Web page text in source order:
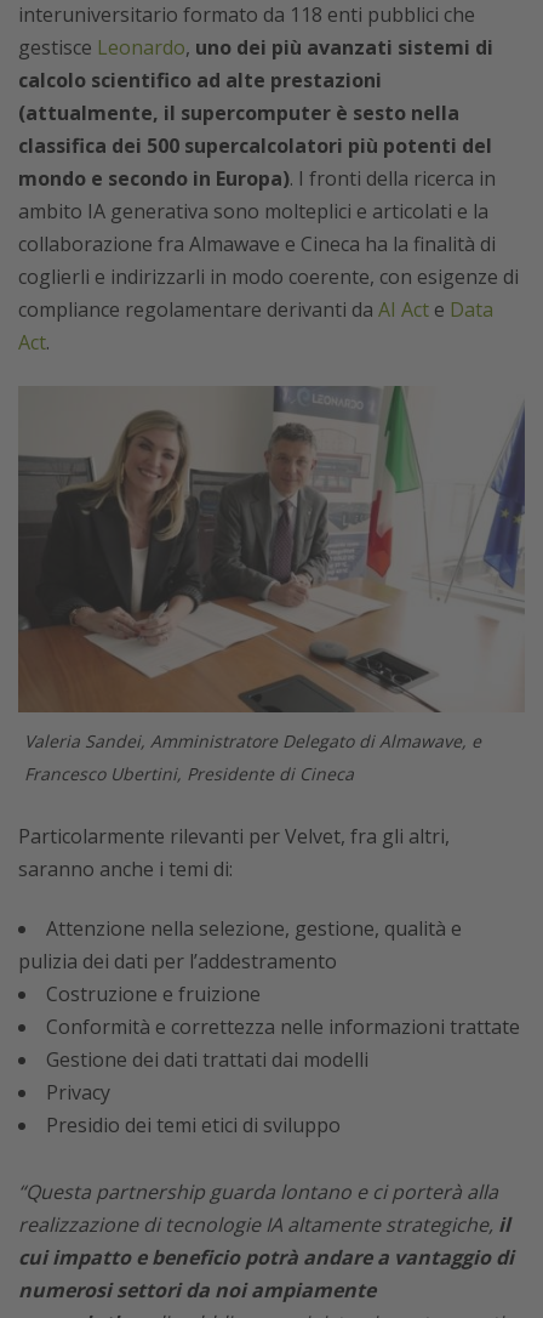
interuniversitario formato da 118 enti pubblici che
gestisce Leonardo, uno dei più avanzati sistemi di
calcolo scientifico ad alte prestazioni
(attualmente, il supercomputer è sesto nella
classifica dei 500 supercalcolatori più potenti del
mondo e secondo in Europa). I fronti della ricerca in
ambito IA generativa sono molteplici e articolati e la
collaborazione fra Almawave e Cineca ha la finalità di
coglierli e indirizzarli in modo coerente, con esigenze di
compliance regolamentare derivanti da AI Act e Data
Act.
Valeria Sandei, Amministratore Delegato di Almawave, e
Francesco Ubertini, Presidente di Cineca
Particolarmente rilevanti per Velvet, fra gli altri,
saranno anche i temi di:
Attenzione nella selezione, gestione, qualità e
pulizia dei dati per l’addestramento
Costruzione e fruizione
Conformità e correttezza nelle informazioni trattate
Gestione dei dati trattati dai modelli
Privacy
Presidio dei temi etici di sviluppo
“Questa partnership guarda lontano e ci porterà alla
realizzazione di tecnologie IA altamente strategiche, il
cui impatto e beneficio potrà andare a vantaggio di
numerosi settori da noi ampiamente